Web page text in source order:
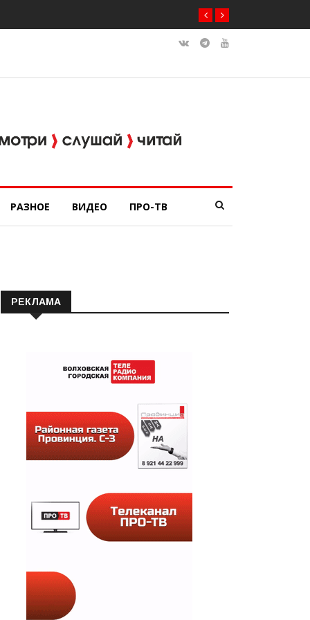
РАЗНОЕ ВИДЕО ПРО-ТВ
РЕКЛАМА